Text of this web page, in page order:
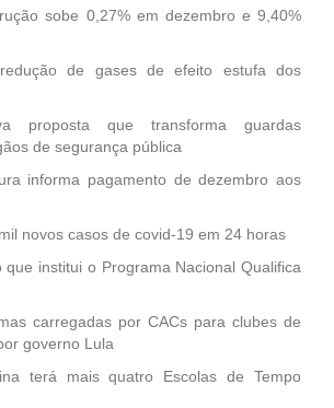
sobe 0,27% em dezembro e 9,40%
de gases de efeito estufa dos
proposta que transforma guardas
de segurança pública
informa pagamento de dezembro aos
novos casos de covid-19 em 24 horas
que institui o Programa Nacional Qualifica
carregadas por CACs para clubes de
governo Lula
terá mais quatro Escolas de Tempo